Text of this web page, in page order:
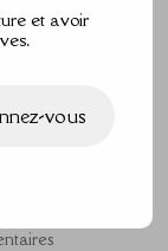
et avoir
vous